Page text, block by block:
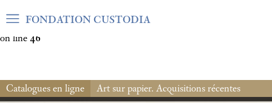
Warning: Undefined array key "var_mode" in
on line 46
FONDATION CUSTODIA
Catalogues en ligne Art sur papier. Acquisitions récentes